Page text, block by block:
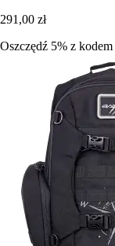
291,00 zł
Oszczędź 5% z kodem